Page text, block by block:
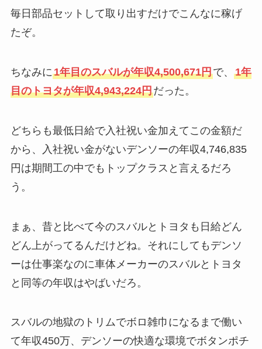
毎日部品セットして取り出すだけでこんなに稼げ
たぞ。
ちなみに1年目のスバルが年収4,500,671円で、 1年
目のトヨタが年収4,943,224円だった。
どちらも最低日給で入社祝い金加えてこの金額だ
から、入社祝い金がないデンソーの年収4,746,835
円は期間工の中でもトップクラスと言えるだろ
う。
まぁ、昔と比べて今のスバルとトヨタも日給どん
どん上がってるんだけどね。それにしてもデンソ
ーは仕事楽なのに車体メーカーのスバルとトヨタ
と同等の年収はやばいだろ。
スバルの地獄のトリムでボロ雑巾になるまで働い
て年収450万、デンソーの快適な環境でボタンポチ